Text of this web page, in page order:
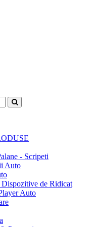
- Scripeti
Auto
de Ridicat
Auto